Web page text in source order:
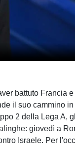
battuto Francia
il suo cammino
2 della Lega A,
giovedì a
Israele. Per